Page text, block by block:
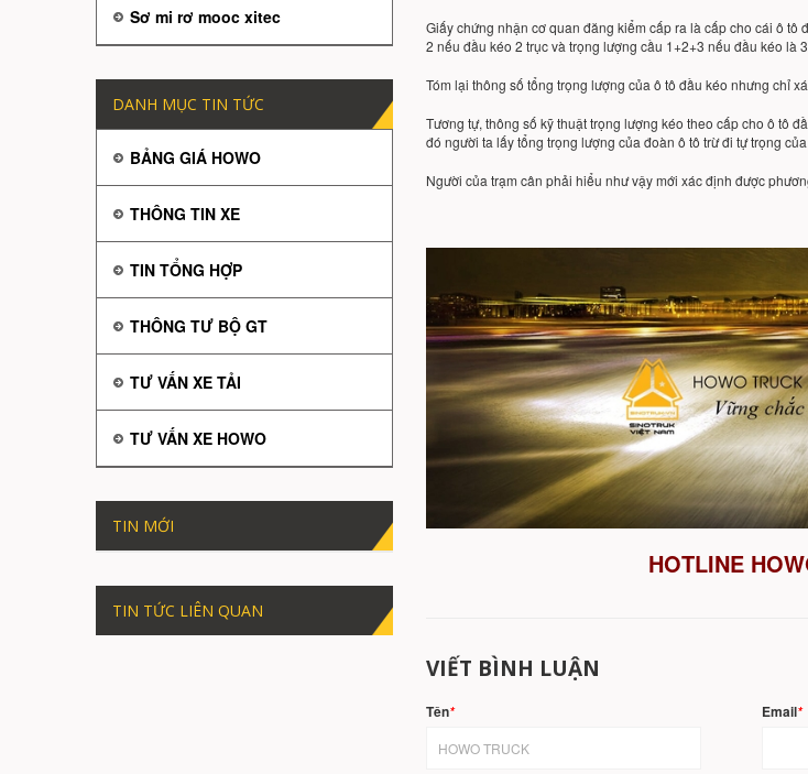
Sơ mi rơ mooc xitec
DANH MỤC TIN TỨC
BẢNG GIÁ HOWO
THÔNG TIN XE
TIN TỔNG HỢP
THÔNG TƯ BỘ GT
TƯ VẤN XE TẢI
TƯ VẤN XE HOWO
TIN MỚI
TIN TỨC LIÊN QUAN
Giấy chứng nhận cơ quan đăng kiểm cấp ra là cấp cho cái ô
2 nếu đầu kéo 2 trục và trọng lượng cầu 1+2+3 nếu đầu kéo là
Tóm lại thông số tổng trọng lượng của ô tô đầu kéo nhưng chỉ
Tương tự, thông số kỹ thuật trọng lượng kéo theo cấp cho ô tô
đó người ta lấy tổng trọng lượng của đoàn ô tô trừ đi tự trọng
Người của trạm cân phải hiểu như vậy mới xác định được
HOTLINE
VIẾT BÌNH LUẬN
Tên* Email*